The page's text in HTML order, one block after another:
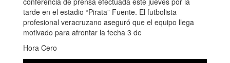
tarde en el estadio “Pirata” Fuente. El futbolista
profesional veracruzano aseguró que el equipo llega
motivado para afrontar la fecha 3 de
Hora Cero